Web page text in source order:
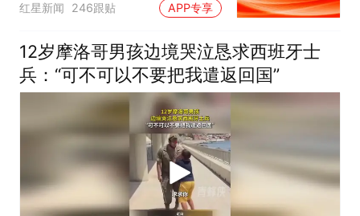
红星新闻 246跟贴 APP专享
12岁摩洛哥男孩边境哭泣恳求西班牙士
兵：“可不可以不要把我遣返回国”